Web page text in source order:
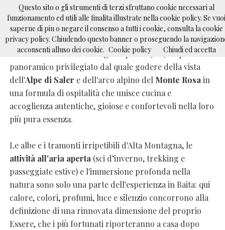
PRENOTA RISTORANTE PRENOTA SOGGIORNO
IL RIFUGIO
IL RISTORANTE
PRENOTAZIONI
ATTIVITÀ
PRESS
LAVORA CON NOI
La Baita
Baita Belvedereè un rifugio a quota 2300, un punto
panoramico privilegiato dal quale godere della vista
dell'Alpe di Saler e dell'arco alpino del Monte Rosa in
una formula di ospitalità che unisce cucina e
accoglienza autentiche, gioiose e confortevoli nella loro
più pura essenza.
Le albe e i tramonti irripetibili d'Alta Montagna, le
attività all'aria aperta (sci d’inverno, trekking e
passeggiate estive) e l'immersione profonda nella
natura sono solo una parte dell'esperienza in Baita: qui
calore, colori, profumi, luce e silenzio concorrono alla
definizione di una rinnovata dimensione del proprio
Essere, che i più fortunati riporteranno a casa dopo
Questo sito o gli strumenti di terzi sfruttano cookie necessari al
funzionamento ed utili alle finalita illustrate nella cookie policy. Se vuoi
saperne di piu o negare il consenso a tutti i cookie, consulta la cookie
privacy policy. Chiudendo questo banner o proseguendo la
acconsenti alluso dei cookie. Cookie policy Chiudi ed accetta